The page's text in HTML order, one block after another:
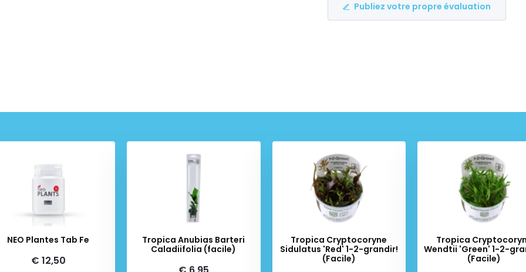
Publiez votre propre évaluation
NEO Plantes Tab Fe
€ 12,50
Tropica Anubias Barteri
Caladiifolia (facile)
Tropica Cryptocoryne
Sidulatus 'Red' 1-2-grandir!
(Facile)
Tropica
Wendtii 'Green' 1-2-
(Facile)